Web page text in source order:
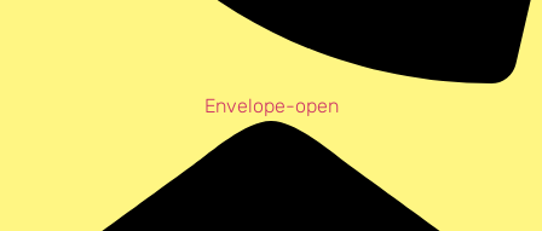
Envelope-open